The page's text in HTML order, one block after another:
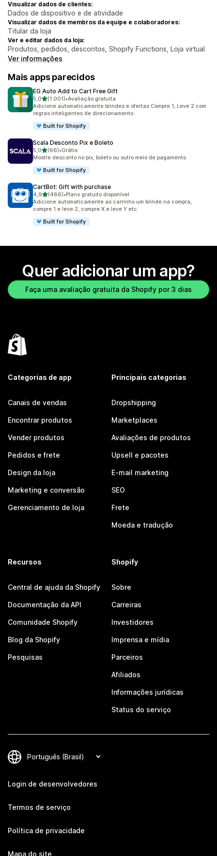
Visualizar dados de clientes:
Dados de dispositivo e de atividade
Visualizar dados de membros da equipe e colaboradores:
Titular da loja
Ver e editar dados da loja:
Produtos, pedidos, descontos, Shopify Functions, Loja virtual
Ver informações
Mais apps parecidos
EG Auto Add to Cart Free Gift
5,0de 5 estrelas
(1.001)
1001 avaliações ao todo
•Avaliação gratuita
Adicione automaticamente brindes e ofertas Compre 1, Leve 2 com
regras inteligentes de direcionamento
Built for Shopify
Scala Desconto Pix e Boleto
5,0de 5 estrelas
(66)
66 avaliações ao todo
•Grátis
Mostre desconto no pix, boleto ou outro meio de pagamento
Built for Shopify
CartBot: Gift with purchase
4,9de 5 estrelas
(486)
486 avaliações ao todo
•Plano gratuito disponível
Adicione automaticamente ao carrinho um brinde na compra,
compre 1 e leve 2, compre X e leve Y etc.
Built for Shopify
Quer adicionar um app?
Faça uma avaliação gratuita da Shopify por 3 dias
Categorias de app
Canais de vendas
Encontrar produtos
Vender produtos
Pedidos e frete
Design da loja
Marketing e conversão
Gerenciamento de loja
Principais categorias
Dropshipping
Marketplaces
Avaliações de produtos
Upsell e pacotes
E-mail marketing
SEO
Frete
Moeda e tradução
Recursos
Central de ajuda da Shopify
Documentação da API
Comunidade Shopify
Blog da Shopify
Pesquisas
Shopify
Sobre
Carreiras
Investidores
Imprensa e mídia
Parceiros
Afiliados
Informações jurídicas
Status do serviço
Login de desenvolvedores
Termos de serviço
Política de privacidade
Mapa do site